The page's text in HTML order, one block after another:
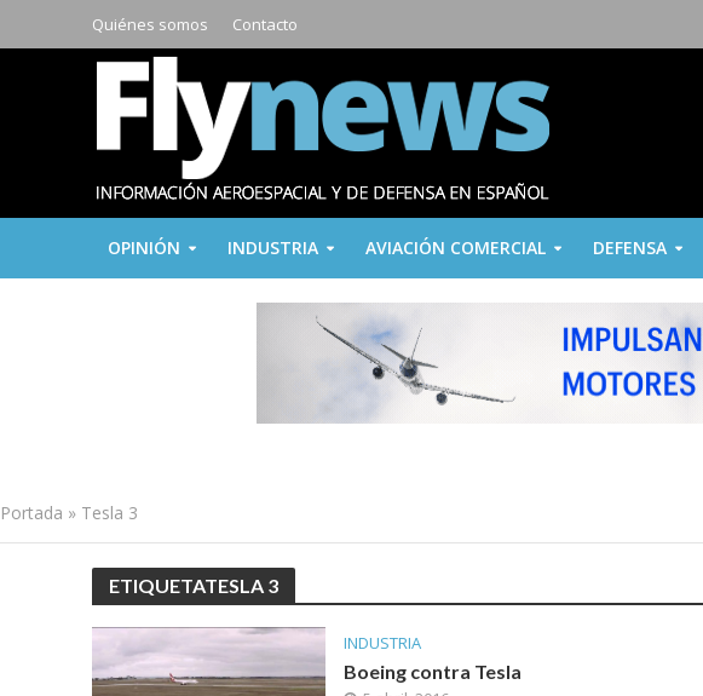
Quiénes somos Contacto
OPINIÓN INDUSTRIA AVIACIÓN COMERCIAL DEFENSA
Portada » Tesla 3
ETIQUETATESLA 3
INDUSTRIA
Boeing contra Tesla